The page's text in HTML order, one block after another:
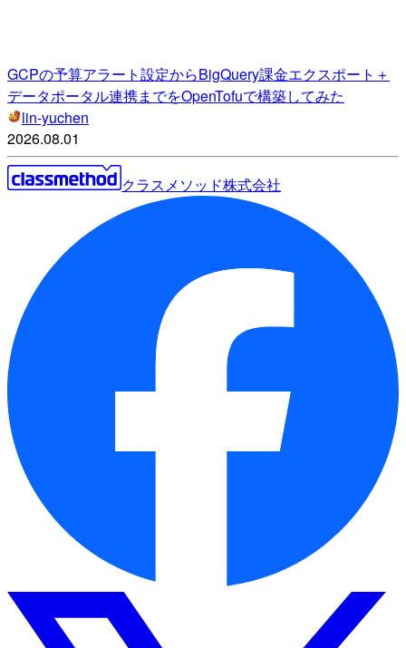
GCPの予算アラート設定からBigQuery課金エクスポート＋
データポータル連携までをOpenTofuで構築してみた
lin-yuchen
2026.08.01
クラスメソッド株式会社